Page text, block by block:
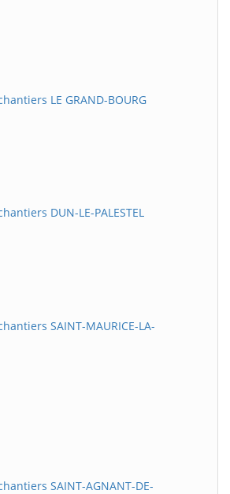
LE GRAND-BOURG
DUN-LE-PALESTEL
SAINT-MAURICE-LA-
SAINT-AGNANT-DE-